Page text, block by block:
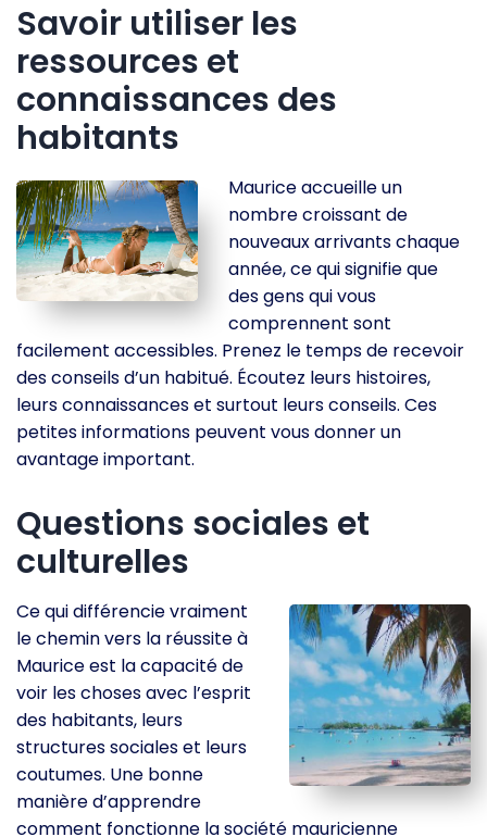
Savoir utiliser les
ressources et
connaissances des
habitants
Maurice accueille un
nombre croissant de
nouveaux arrivants chaque
année, ce qui signifie que
des gens qui vous
comprennent sont
facilement accessibles. Prenez le temps de recevoir
des conseils d’un habitué. Écoutez leurs histoires,
leurs connaissances et surtout leurs conseils. Ces
petites informations peuvent vous donner un
avantage important.
Questions sociales et
culturelles
Ce qui différencie vraiment
le chemin vers la réussite à
Maurice est la capacité de
voir les choses avec l’esprit
des habitants, leurs
structures sociales et leurs
coutumes. Une bonne
manière d’apprendre
comment fonctionne la société mauricienne